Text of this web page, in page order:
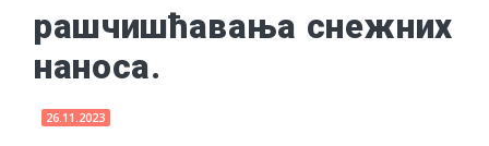
рашчишћавања снежних
наноса.
26.11.2023